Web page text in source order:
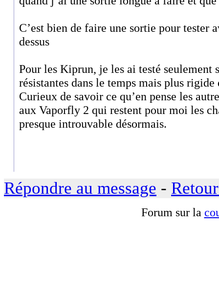
C’est bien de faire une sortie pour tester
dessus
Pour les Kiprun, je les ai testé seulement
résistantes dans le temps mais plus
Curieux de savoir ce qu’en pense les
aux Vaporfly 2 qui restent pour moi les
presque introuvable désormais.
Répondre au message -
Forum sur la